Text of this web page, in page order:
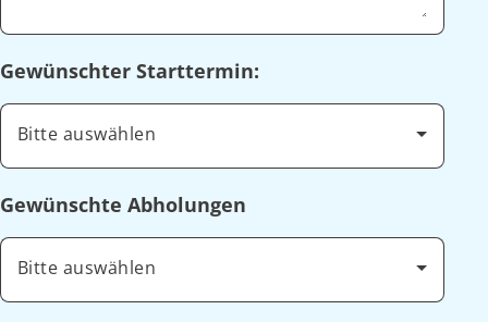
Gewünschter Starttermin:
Bitte auswählen
Gewünschte Abholungen
Bitte auswählen